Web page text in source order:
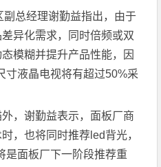
总经理谢勤益指出，由于
异化需求，同时倍频或双
模糊并提升产品性能，因
寸液晶电视将有超过50%采
，谢勤益表示，面板厂商
，也将同时推荐led背光，
是面板厂下一阶段推荐重